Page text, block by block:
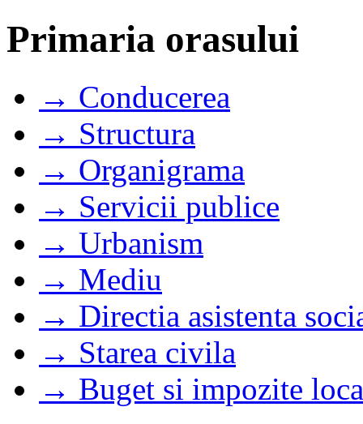
Primaria orasului
→ Conducerea
→ Structura
→ Organigrama
→ Servicii publice
→ Urbanism
→ Mediu
→ Directia asistenta
→ Starea civila
→ Buget si impozite